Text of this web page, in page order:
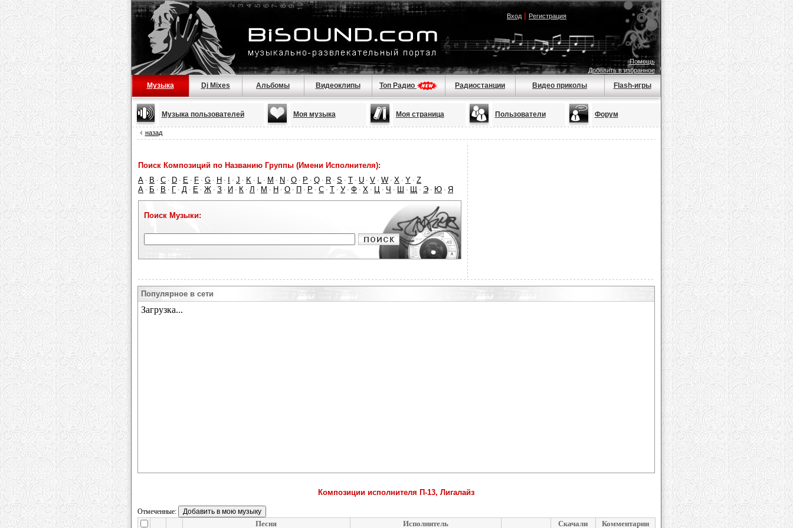
Вход| Регистрация
Помощь
Добавить в избранное
Музыка Dj Mixes Альбомы Видеоклипы Топ Радио Радиостанции Видео приколы Flash-игры
Музыка пользователей Моя музыка Моя страница Пользователи Форум
назад
Поиск Композиций по Названию Группы (Имени Исполнителя):
A · B · C · D · E · F · G · H · · J · K · L · M · N · O · P · Q · R · S · T · U · V · W · X · Y · Z
А · Б · В · Г · Д · Е · Ж · З · И · К · Л · М · Н · О · П · Р · С · Т · У · Ф · Х · Ц · Ч · Ш · Щ · Э · Ю · Я
Поиск Музыки:
Популярное в сети
Композиции исполнителя П-13, Лигалайз
Отмеченные:
Песня Исполнитель Скачали Комментарии